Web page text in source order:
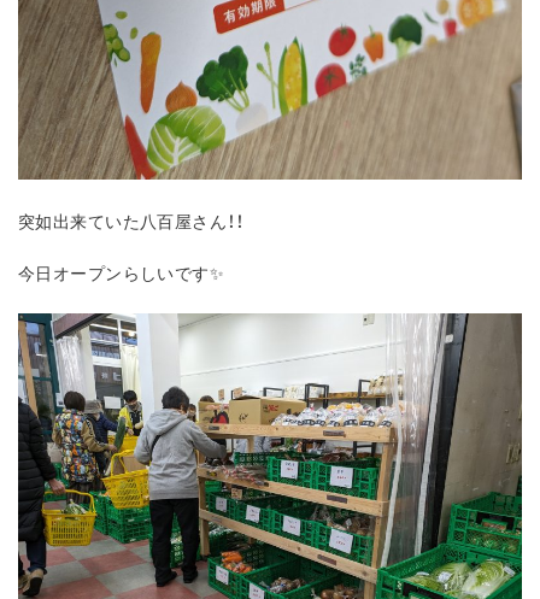
突如出来ていた八百屋さん！！
今日オープンらしいです✨